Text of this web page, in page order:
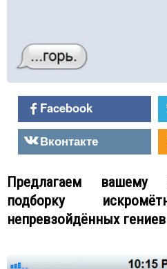
Facebook
Вконтакте
Предлагаем вашему
подборку
непревзойдённых